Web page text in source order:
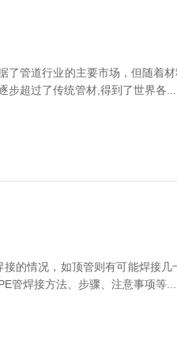
了管道行业的主要市场，但随着
超过了传统管材,得到了世界各...
的情况，如顶管则有可能焊接
管焊接方法、步骤、注意事项等...